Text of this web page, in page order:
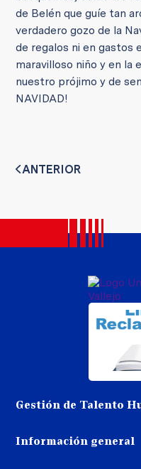
de Belén que guíe tan
verdadero gozo de la
de regalos ni en gastos
maravilloso niño y en la
nuestro prójimo y de
NAVIDAD!
ANTERIOR
Gestión de Talento
Trabaja con nosotros
Información general